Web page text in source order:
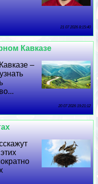
21 07 2026 8:15:40
Кавказе
–
20 07 2026 19:21:12